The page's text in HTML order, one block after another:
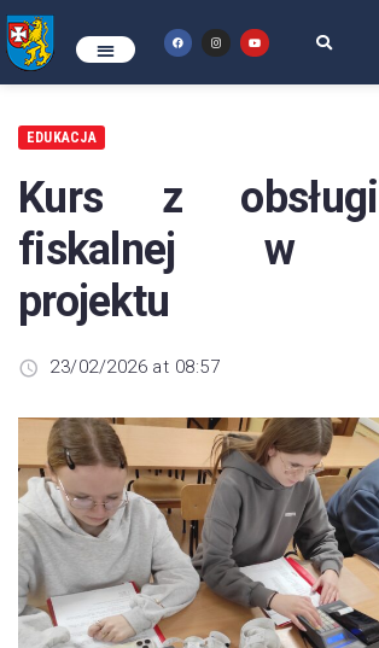
EDUKACJA
Kurs z
fiskalnej w
projektu
23/02/2026 at 08:57